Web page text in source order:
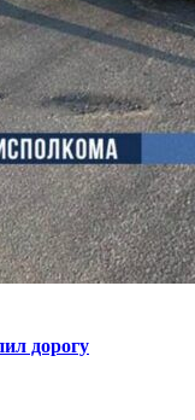
дорогу